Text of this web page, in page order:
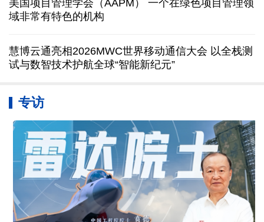
美国项目管理学会（AAPM） 一个在绿色项目管理领
域非常有特色的机构
慧博云通亮相2026MWC世界移动通信大会 以全栈测
试与数智技术护航全球“智能新纪元”
专访